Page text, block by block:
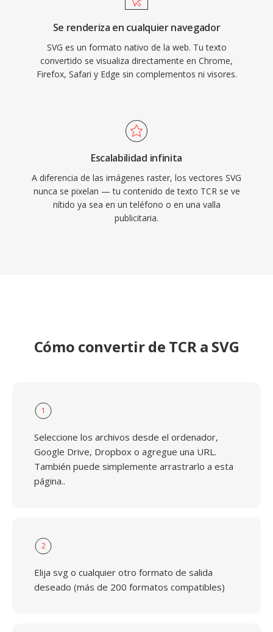
Se renderiza en cualquier navegador
SVG es un formato nativo de la web. Tu texto
convertido se visualiza directamente en Chrome,
Firefox, Safari y Edge sin complementos ni visores.
Escalabilidad infinita
A diferencia de las imágenes raster, los vectores SVG
nunca se pixelan — tu contenido de texto TCR se ve
nítido ya sea en un teléfono o en una valla
publicitaria.
Cómo convertir de TCR a SVG
1
Seleccione los archivos desde el ordenador,
Google Drive, Dropbox o agregue una URL.
También puede simplemente arrastrarlo a esta
página..
2
Elija svg o cualquier otro formato de salida
deseado (más de 200 formatos compatibles)